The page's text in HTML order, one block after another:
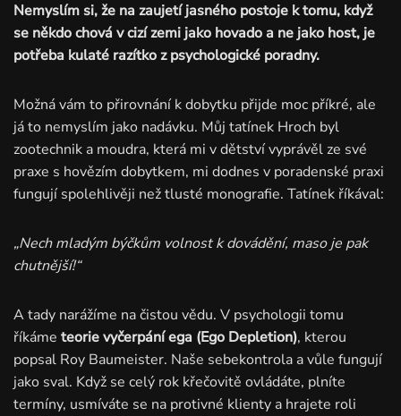
Nemyslím si, že na zaujetí jasného postoje k tomu, když
se někdo chová v cizí zemi jako hovado a ne jako host, je
potřeba kulaté razítko z psychologické poradny.
Možná vám to přirovnání k dobytku přijde moc příkré, ale
já to nemyslím jako nadávku. Můj tatínek Hroch byl
zootechnik a moudra, která mi v dětství vyprávěl ze své
praxe s hovězím dobytkem, mi dodnes v poradenské praxi
fungují spolehlivěji než tlusté monografie. Tatínek říkával:
„Nech mladým býčkům volnost k dovádění, maso je pak
chutnější!“
A tady narážíme na čistou vědu. V psychologii tomu
říkáme teorie vyčerpání ega (Ego Depletion), kterou
popsal Roy Baumeister. Naše sebekontrola a vůle fungují
jako sval. Když se celý rok křečovitě ovládáte, plníte
termíny, usmíváte se na protivné klienty a hrajete roli